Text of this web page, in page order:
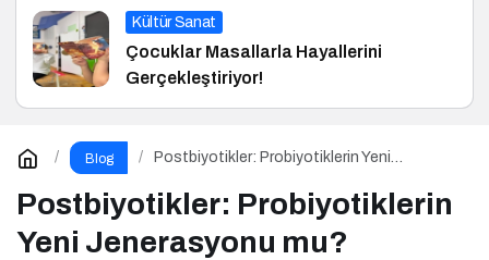
Kültür Sanat
Çocuklar Masallarla Hayallerini
Gerçekleştiriyor!
Blog
Postbiyotikler: Probiyotiklerin Yeni
Postbiyotikler: Probiyotiklerin
Yeni Jenerasyonu mu?